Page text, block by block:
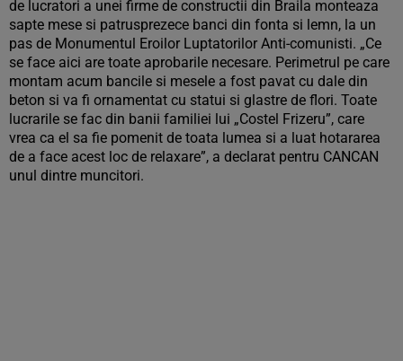
de lucratori a unei firme de constructii din Braila monteaza
sapte mese si patrusprezece banci din fonta si lemn, la un
pas de Monumentul Eroilor Luptatorilor Anti-comunisti. „Ce
se face aici are toate aprobarile necesare. Perimetrul pe care
montam acum bancile si mesele a fost pavat cu dale din
beton si va fi ornamentat cu statui si glastre de flori. Toate
lucrarile se fac din banii familiei lui „Costel Frizeru”, care
vrea ca el sa fie pomenit de toata lumea si a luat hotararea
de a face acest loc de relaxare”, a declarat pentru CANCAN
unul dintre muncitori.